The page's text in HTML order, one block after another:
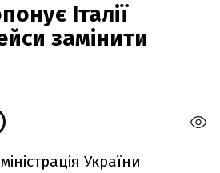
Італії
замінити
України